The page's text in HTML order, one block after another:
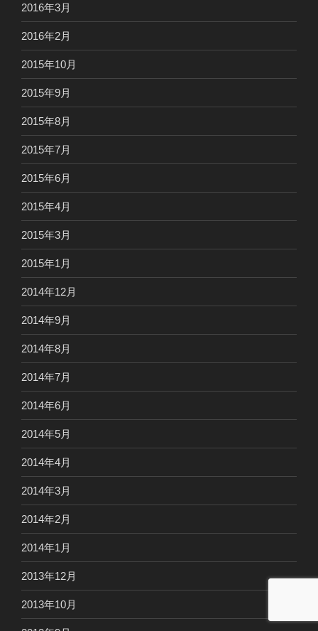
2016年3月
2016年2月
2015年10月
2015年9月
2015年8月
2015年7月
2015年6月
2015年4月
2015年3月
2015年1月
2014年12月
2014年9月
2014年8月
2014年7月
2014年6月
2014年5月
2014年4月
2014年3月
2014年2月
2014年1月
2013年12月
2013年10月